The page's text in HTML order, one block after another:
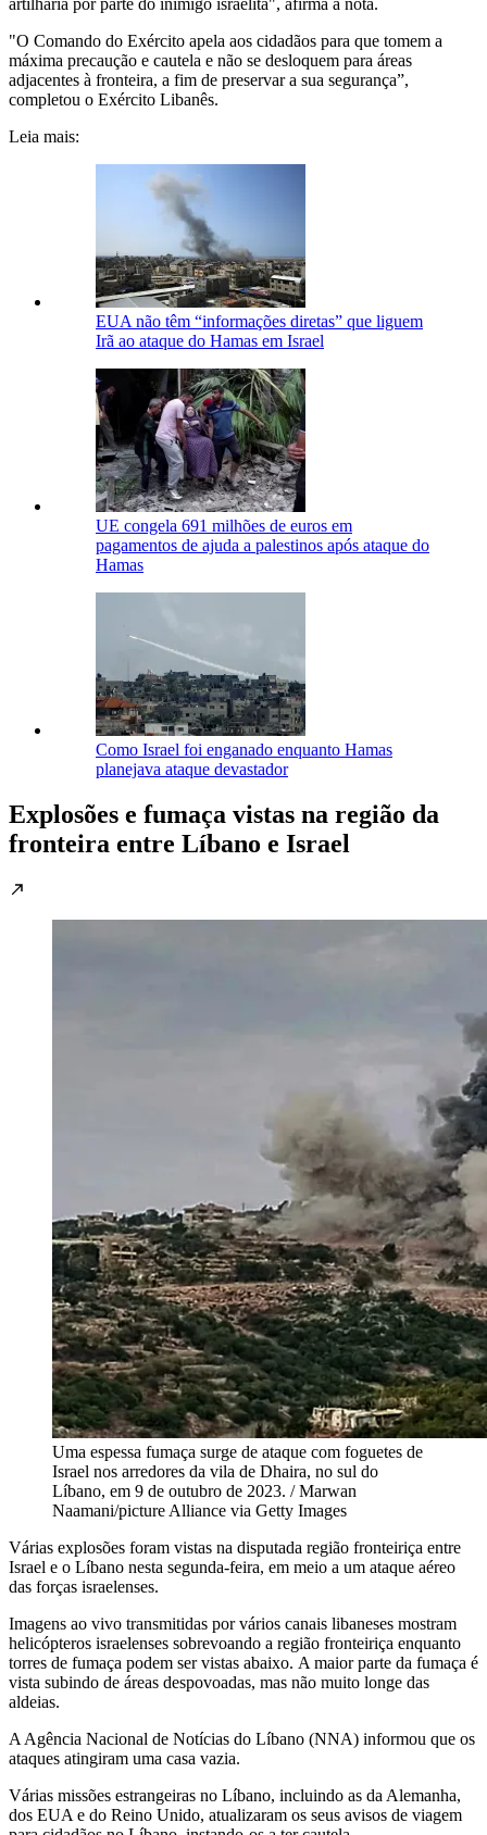
"O Comando do Exército apela aos cidadãos para que tomem a
máxima precaução e cautela e não se desloquem para áreas
adjacentes à fronteira, a fim de preservar a sua segurança”,
completou o Exército Libanês.
Leia mais:
EUA não têm “informações diretas” que liguem
Irã ao ataque do Hamas em Israel
UE congela 691 milhões de euros em
pagamentos de ajuda a palestinos após ataque do
Hamas
Como Israel foi enganado enquanto Hamas
planejava ataque devastador
Explosões e fumaça vistas na região da
fronteira entre Líbano e Israel
Uma espessa fumaça surge de ataque com foguetes de
Israel nos arredores da vila de Dhaira, no sul do
Líbano, em 9 de outubro de 2023. / Marwan
Naamani/picture Alliance via Getty Images
Várias explosões foram vistas na disputada região fronteiriça entre
Israel e o Líbano nesta segunda-feira, em meio a um ataque aéreo
das forças israelenses.
Imagens ao vivo transmitidas por vários canais libaneses mostram
helicópteros israelenses sobrevoando a região fronteiriça enquanto
torres de fumaça podem ser vistas abaixo. A maior parte da fumaça é
vista subindo de áreas despovoadas, mas não muito longe das
aldeias.
A Agência Nacional de Notícias do Líbano (NNA) informou que os
ataques atingiram uma casa vazia.
Várias missões estrangeiras no Líbano, incluindo as da Alemanha,
dos EUA e do Reino Unido, atualizaram os seus avisos de viagem